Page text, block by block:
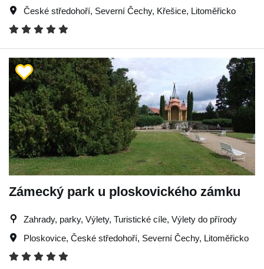
České středohoří, Severní Čechy, Křešice, Litoměřicko
Zámecký park u ploskovického zámku
Zahrady, parky, Výlety, Turistické cíle, Výlety do přírody
Ploskovice, České středohoří, Severní Čechy, Litoměřicko